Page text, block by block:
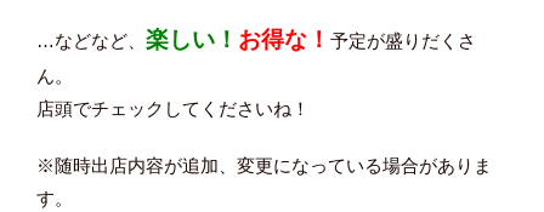
…などなど、 楽しい！ お得な！ 予定が盛りだくさ
ん。
店頭でチェックしてくださいね！
※随時出店内容が追加、変更になっている場合がありま
す。